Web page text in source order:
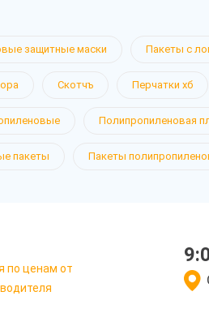
защитные маски Пакеты с
Скотчъ Перчатки хб
Полипропиленовая
пакеты Пакеты
по ценам от